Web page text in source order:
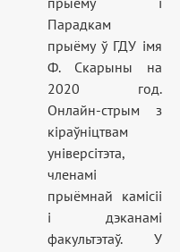
Парадкам
прыёму ў ГДУ імя
Ф. Скарыны на
2020 год.
Онлайн-стрым з
кіраўніцтвам
універсітэта,
членамі
прыёмнай камісіі
і дэканамі
факультэтаў. У